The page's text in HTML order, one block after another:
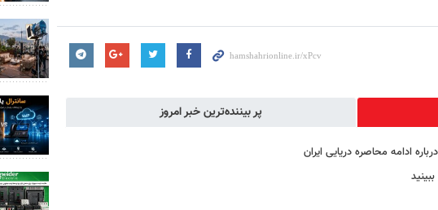
پر بیننده‌ترین خبر امروز
ادامه محاصره دریایی ایران